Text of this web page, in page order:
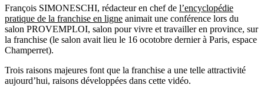
François SIMONESCHI, rédacteur en chef de l’encyclopédie
pratique de la franchise en ligne animait une conférence lors du
salon PROVEMPLOI, salon pour vivre et travailler en province, sur
la franchise (le salon avait lieu le 16 ocotobre dernier à Paris, espace
Champerret).
Trois raisons majeures font que la franchise a une telle attractivité
aujourd’hui, raisons développées dans cette vidéo.